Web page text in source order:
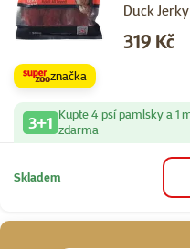
Duck
Cena
319 Kč
značka
3+1 Kupte 4 psí pamlsky a 1
zdarma
Skladem